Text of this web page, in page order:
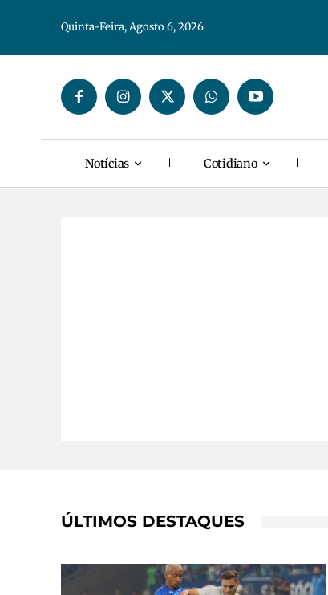
Quinta-Feira, Agosto 6, 2026
Notícias Cotidiano
ÚLTIMOS DESTAQUES